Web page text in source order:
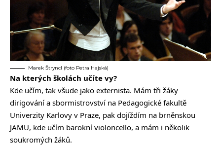
Marek Štryncl (foto Petra Hajská)
Na kterých školách učíte vy?
Kde učím, tak všude jako externista. Mám tři žáky
dirigování a sbormistrovství na Pedagogické fakultě
Univerzity Karlovy v Praze, pak dojíždím na brněnskou
JAMU, kde učím barokní violoncello, a mám i několik
soukromých žáků.